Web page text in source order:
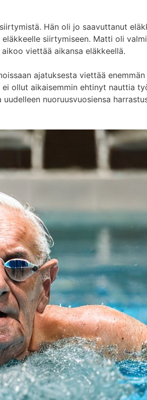
Hän oli jo saavuttanut
siirtymiseen. Matti oli
viettää aikansa eläkkeellä.
ajatuksesta viettää enemmän
ollut aikaisemmin ehtinyt nauttia
nuoruusvuosiensa